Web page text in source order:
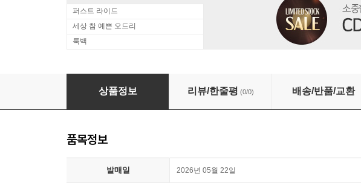
퍼스트 라이드
세상 참 예쁜 오드리
룩백
Bad Company (배드 컴퍼니) - Run With The Pack [SACD Hybrid]
상품정보 리뷰/한줄평 (0/0) 배송/반품/교환
품목정보
발매일 2026년 05월 22일